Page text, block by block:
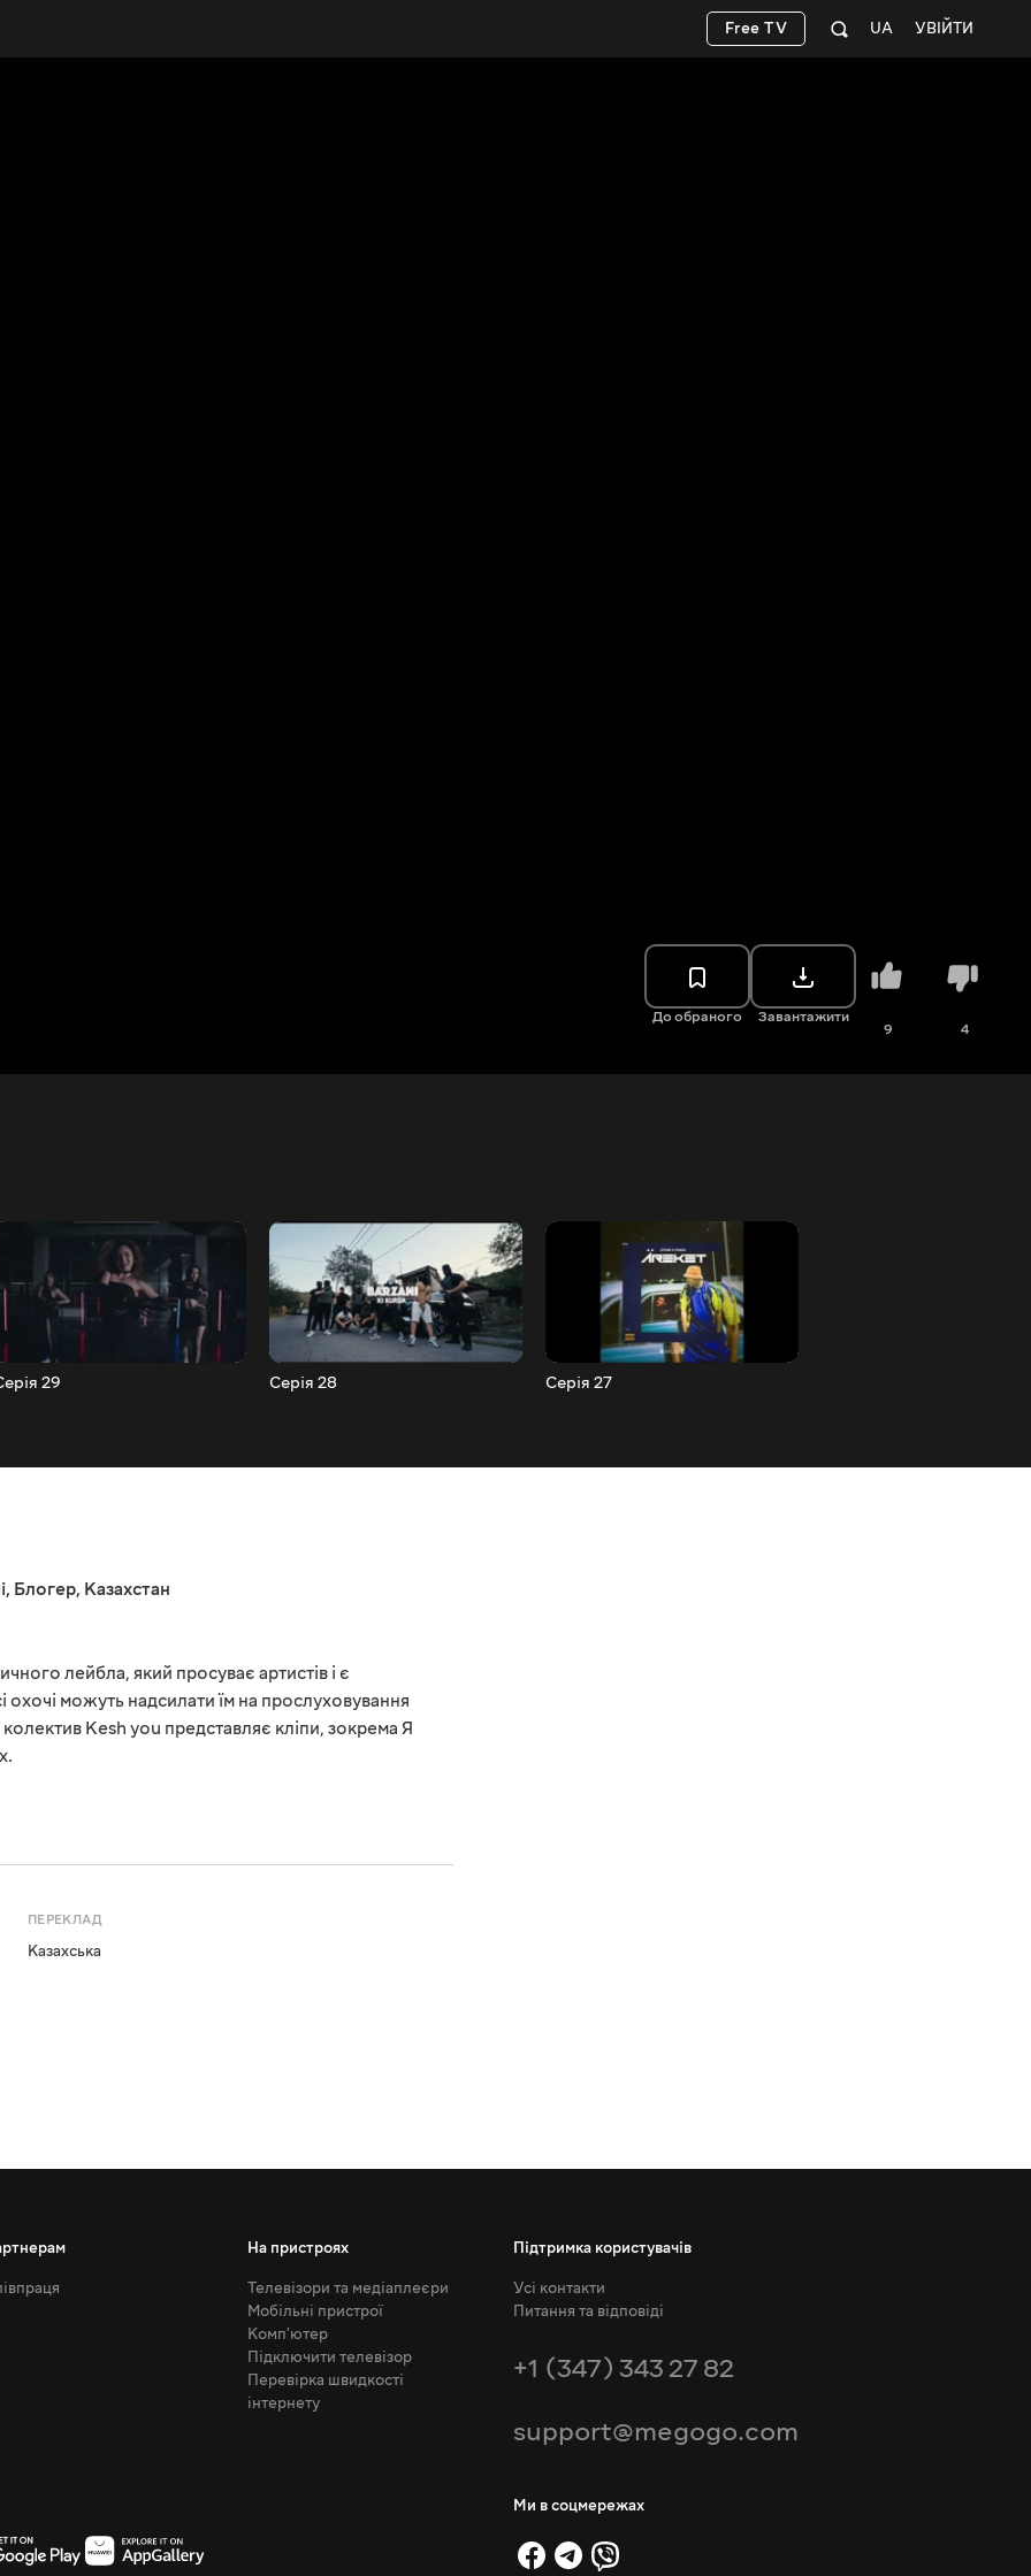
УВІЙТИ
UA
Free TV
До обраного Завантажити
9 4
29 Серія 28 Серія 27
, Блогер, Казахстан
лейбла, який просуває артистів і є
охочі можуть надсилати їм на прослуховування
Kesh you представляє кліпи, зокрема Я
ПЕРЕКЛАД
Казахська
На пристроях
Телевізори та медіаплеєри
Мобільні пристрої
Комп'ютер
Підключити телевізор
Перевірка швидкості
інтернету
Підтримка користувачів
Усі контакти
Питання та відповіді
+1 (347) 343 27 82
support@megogo.com
Ми в соцмережах